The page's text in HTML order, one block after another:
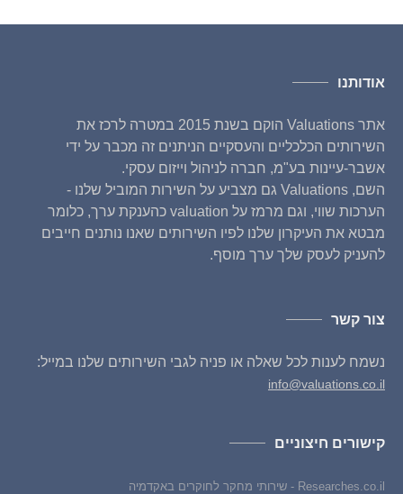
אודותנו
אתר Valuations הוקם בשנת 2015 במטרה לרכז את
השירותים הכלכליים והעסקיים הניתנים זה מכבר על ידי
אשבר-עיינות בע"מ, חברה לניהול וייזום עסקי.
השם, Valuations גם מצביע על השירות המוביל שלנו -
הערכות שווי, וגם מרמז על valuation כהענקת ערך, כלומר
מבטא את העיקרון שלנו לפיו השירותים שאנו נותנים חייבים
להעניק לעסק שלך ערך מוסף.
צור קשר
נשמח לענות לכל שאלה או פניה לגבי השירותים שלנו במייל:
info@valuations.co.il
קישורים חיצוניים
Researches.co.il - שירותי מחקר לחוקרים באקדמיה